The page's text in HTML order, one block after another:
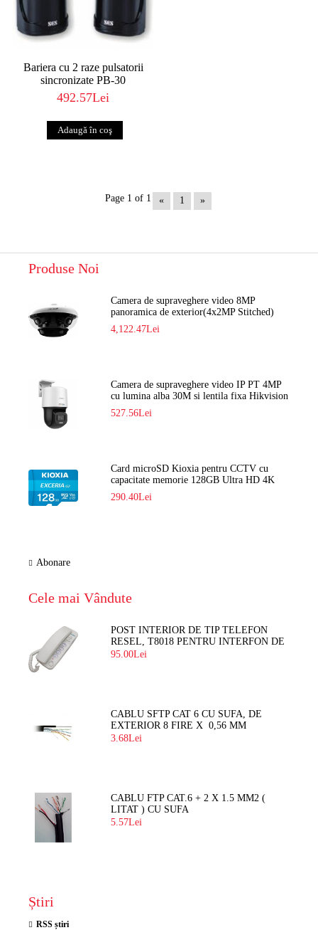
Bariera cu 2 raze pulsatorii
sincronizate PB-30
492.57Lei
Page 1 of 1 « 1 »
Produse Noi
Camera de supraveghere video 8MP
panoramica de exterior(4x2MP Stitched)
Navaio NGC-7482PR
4,122.47Lei
Camera de supraveghere video IP PT 4MP
cu lumina alba 30M si lentila fixa Hikvision
DS-2DE2C400SCG-E F1
527.56Lei
Card microSD Kioxia pentru CCTV cu
capacitate memorie 128GB Ultra HD 4K
LMEX2L128GG2
290.40Lei
Abonare
Cele mai Vândute
POST INTERIOR DE TIP TELEFON
RESEL, T8018 PENTRU INTERFON DE
BLOC
95.00Lei
CABLU SFTP CAT 6 CU SUFA, DE
EXTERIOR 8 FIRE X 0,56 MM
3.68Lei
CABLU FTP CAT.6 + 2 X 1.5 MM2 (
LITAT ) CU SUFA
5.57Lei
Știri
RSS știri